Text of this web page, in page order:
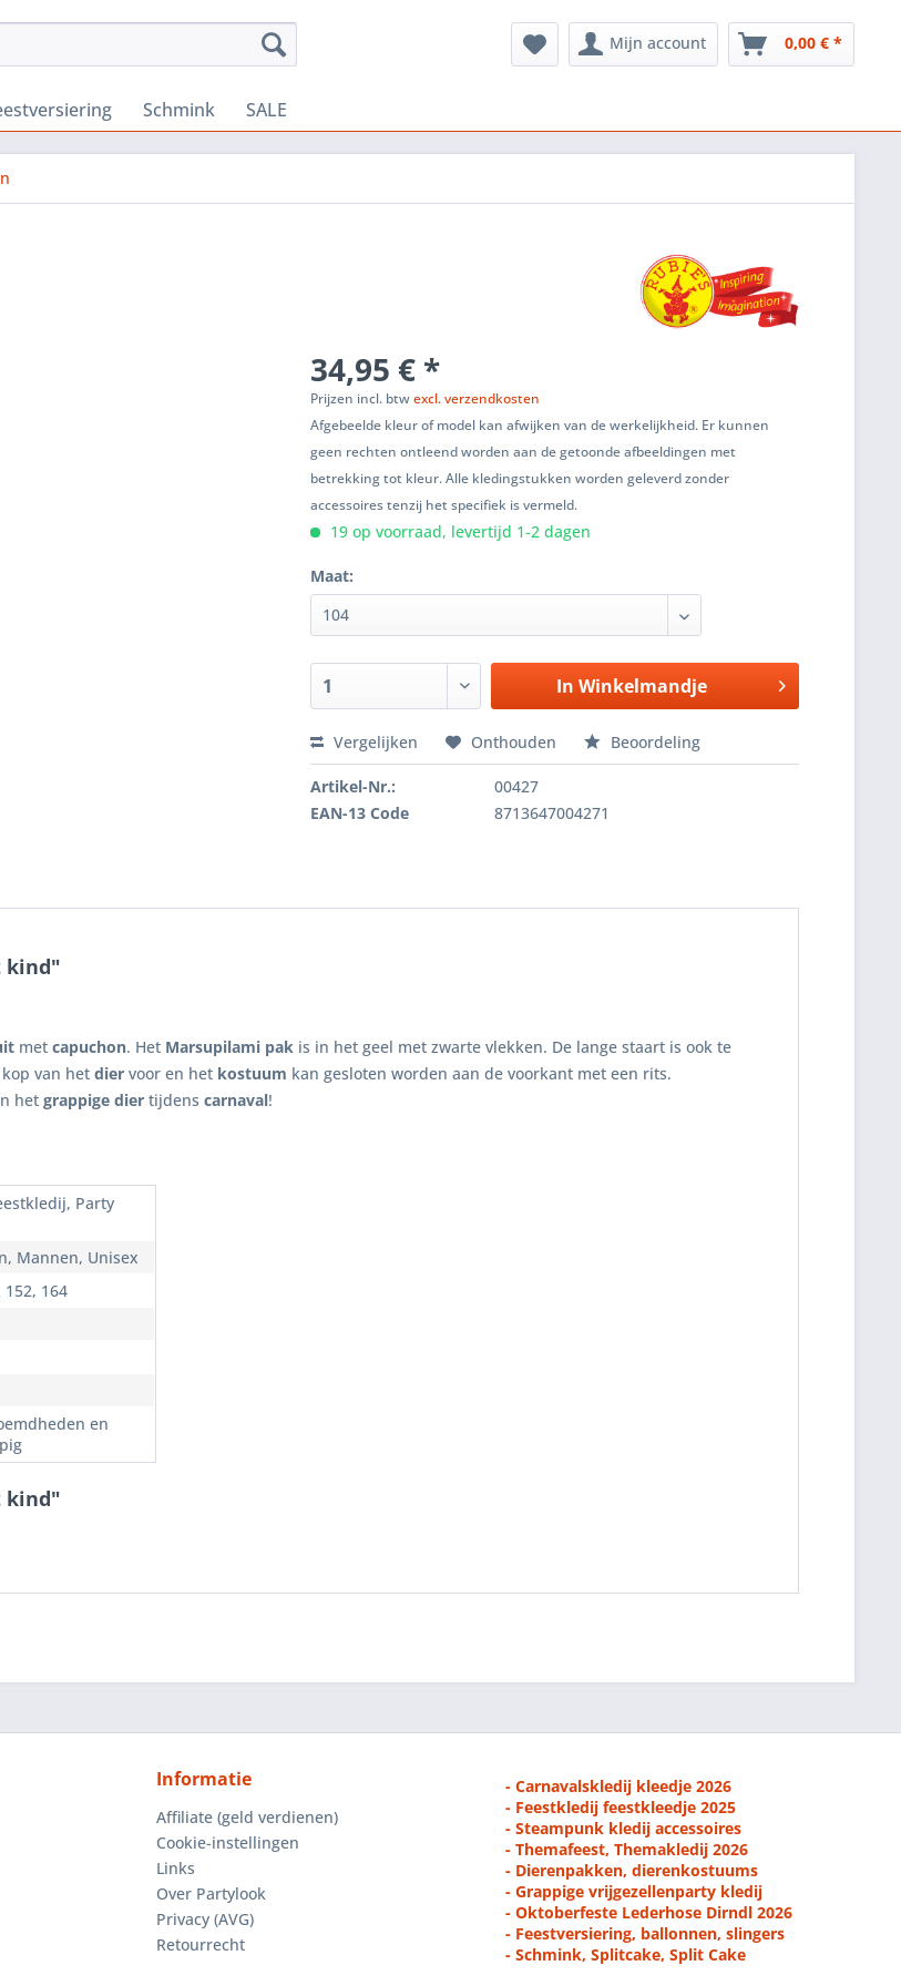
Mijn account 0,00 € *
Schmink SALE
34,95 € *
Prijzen incl. btwexcl. verzendkosten
Afgebeelde kleur of model kan afwijken van de werkelijkheid. Er kunnen
geen rechten ontleend worden aan de getoonde afbeeldingen met
betrekking tot kleur. Alle kledingstukken worden geleverd zonder
accessoires tenzij het specifiek is vermeld.
19 op voorraad, levertijd 1-2 dagen
Maat:
In Winkelmandje
Vergelijken Onthouden Beoordeling
Artikel-Nr.:
00427
EAN-13 Code
8713647004271
kind"
met capuchon. Het Marsupilami pak is in het geel met zwarte vlekken. De lange staart is ook te
van het dier voor en het kostuum kan gesloten worden aan de voorkant met een rits.
het grappige dier tijdens carnaval!
Party
Mannen, Unisex
152, 164
en
kind"
Informatie
Affiliate (geld verdienen)
Cookie-instellingen
Links
Over Partylook
Privacy (AVG)
Retourrecht
- Carnavalskledij kleedje 2026
- Feestkledij feestkleedje 2025
- Steampunk kledij accessoires
- Themafeest, Themakledij 2026
- Dierenpakken, dierenkostuums
- Grappige vrijgezellenparty kledij
- Oktoberfeste Lederhose Dirndl 2026
- Feestversiering, ballonnen, slingers
- Schmink, Splitcake, Split Cake